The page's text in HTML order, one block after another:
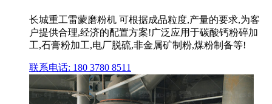
长城重工雷蒙磨粉机 可根据成品粒度,产量的要求,为客
户提供合理,经济的配置方案!广泛应用于碳酸钙粉碎加
工,石膏粉加工,电厂脱硫,非金属矿制粉,煤粉制备等!
联系电话: 180 3780 8511